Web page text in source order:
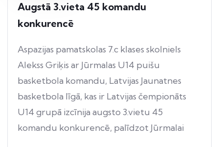
Augstā 3.vieta 45 komandu
konkurencē
Aspazijas pamatskolas 7.c klases skolniels
Alekss Griķis ar Jūrmalas U14 puišu
basketbola komandu, Latvijas Jaunatnes
basketbola līgā, kas ir Latvijas čempionāts
U14 grupā izcīnija augsto 3.vietu 45
komandu konkurencē, palīdzot Jūrmalai